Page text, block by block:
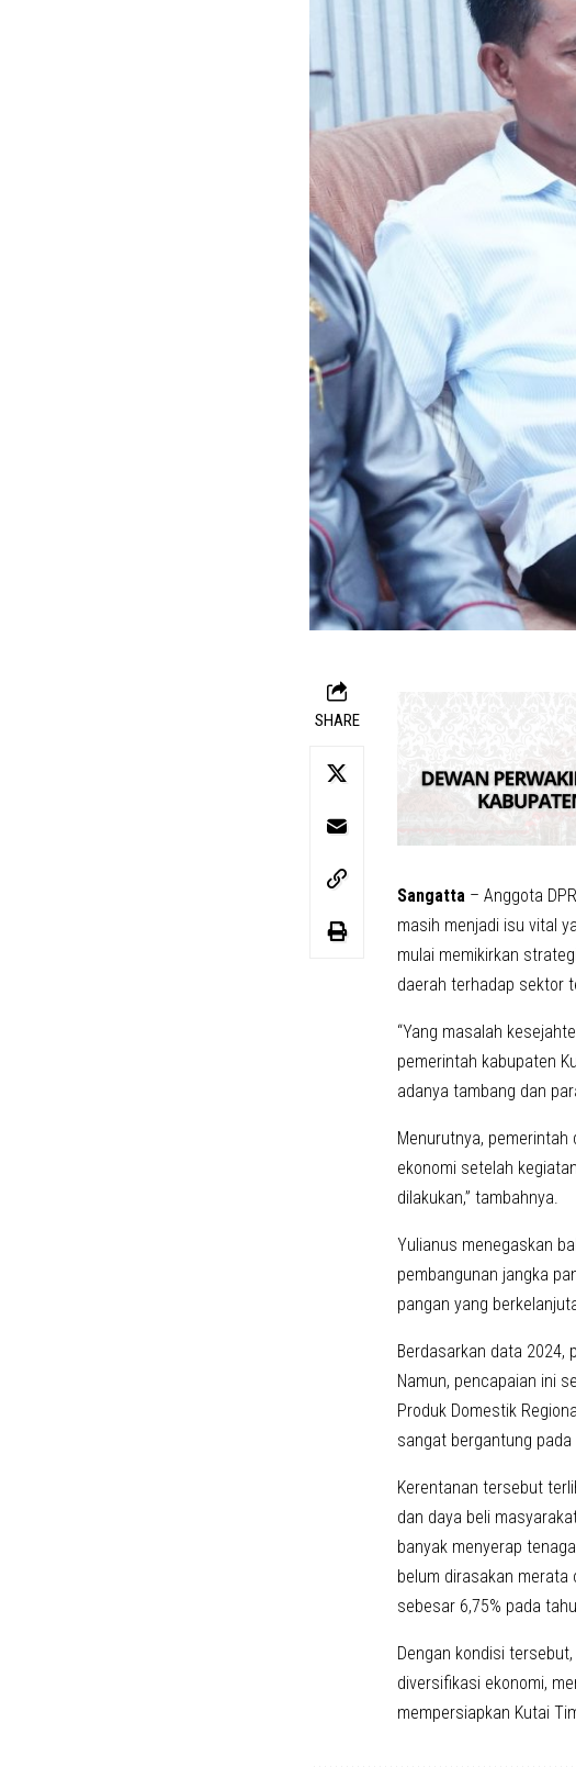
SHARE
Sangatta – Anggota
masih menjadi isu vital
mulai memikirkan
daerah terhadap sektor
“Yang masalah
pemerintah kabupaten
adanya tambang dan
Menurutnya,
ekonomi setelah
dilakukan,” tambahnya.
Yulianus menegaskan
pembangunan jangka
pangan yang
Berdasarkan data 2024,
Namun, pencapaian ini
Produk Domestik
sangat bergantung
Kerentanan tersebut
dan daya beli
banyak menyerap
belum dirasakan merata
sebesar 6,75% pada
Dengan kondisi
diversifikasi ekonomi,
mempersiapkan Kutai